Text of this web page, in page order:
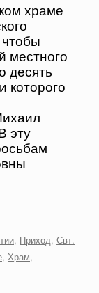
храме
местного
десять
которого
эту
, Приход, Свт.
, Храм,